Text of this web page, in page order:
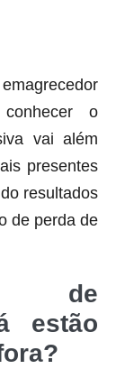
o
vai além
presentes
resultados
de perda de
de
estão